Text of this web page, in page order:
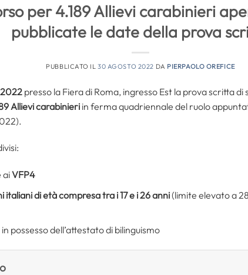
per 4.189 Allievi carabinieri
pubblicate le date della prova
PUBBLICATO IL30 AGOSTO 2022 DA PIERPAOLO OREFICE
2022 presso la Fiera di Roma, ingresso Est la prova scritta di
Allievi carabinieri in ferma quadriennale del ruolo
aiVFP4
italiani di età compresa tra i 17 e i 26 anni(limite elevato a
possesso dell’attestato di bilinguismo